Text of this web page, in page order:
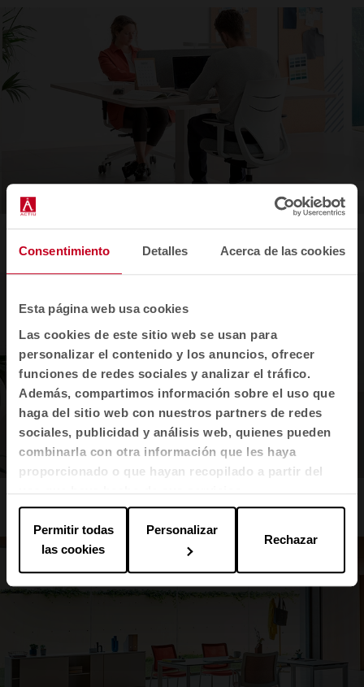
Consentimiento Detalles Acerca de las cookies
Esta página web usa cookies
Las cookies de este sitio web se usan para
personalizar el contenido y los anuncios, ofrecer
funciones de redes sociales y analizar el tráfico.
Además, compartimos información sobre el uso que
haga del sitio web con nuestros partners de redes
sociales, publicidad y análisis web, quienes pueden
combinarla con otra información que les haya
proporcionado o que hayan recopilado a partir del
uso que haya hecho de sus servicios.
Permitir todas
las cookies
Personalizar
Rechazar
Twist by Frigerio Design Group